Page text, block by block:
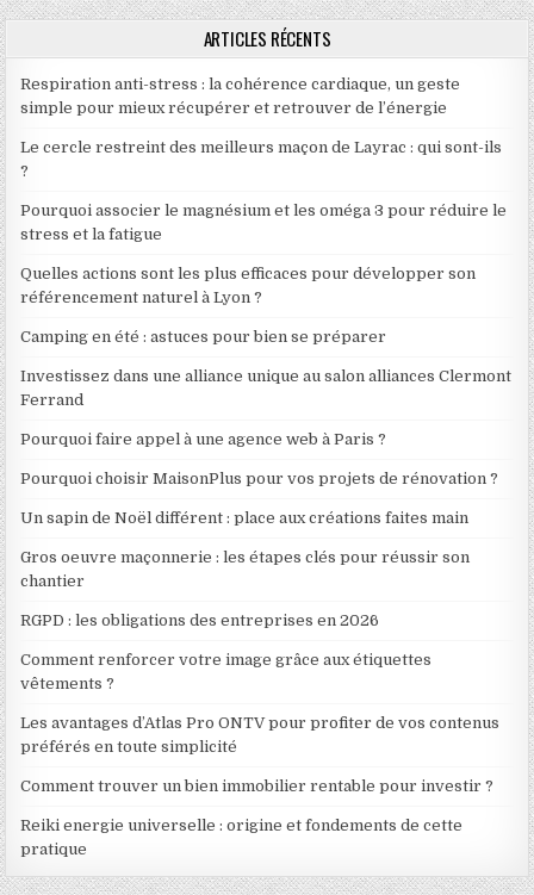
ARTICLES RÉCENTS
Respiration anti-stress : la cohérence cardiaque, un geste
simple pour mieux récupérer et retrouver de l’énergie
Le cercle restreint des meilleurs maçon de Layrac : qui sont-ils
?
Pourquoi associer le magnésium et les oméga 3 pour réduire le
stress et la fatigue
Quelles actions sont les plus efficaces pour développer son
référencement naturel à Lyon ?
Camping en été : astuces pour bien se préparer
Investissez dans une alliance unique au salon alliances Clermont
Ferrand
Pourquoi faire appel à une agence web à Paris ?
Pourquoi choisir MaisonPlus pour vos projets de rénovation ?
Un sapin de Noël différent : place aux créations faites main
Gros oeuvre maçonnerie : les étapes clés pour réussir son
chantier
RGPD : les obligations des entreprises en 2026
Comment renforcer votre image grâce aux étiquettes
vêtements ?
Les avantages d’Atlas Pro ONTV pour profiter de vos contenus
préférés en toute simplicité
Comment trouver un bien immobilier rentable pour investir ?
Reiki energie universelle : origine et fondements de cette
pratique